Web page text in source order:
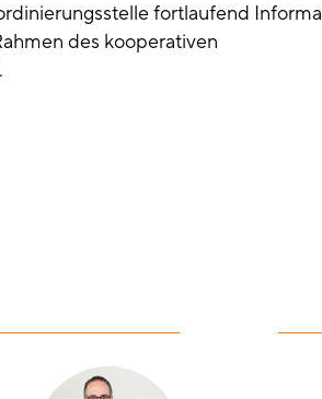
fortlaufend
des kooperativen